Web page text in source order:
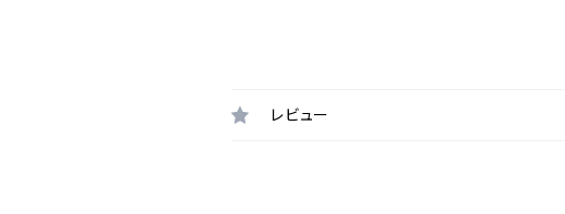
レビュー